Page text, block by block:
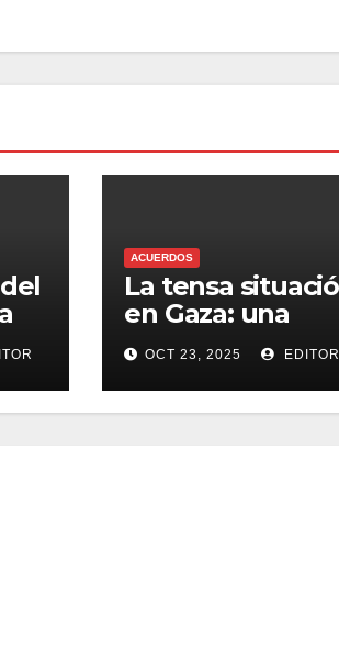
ACUERDOS
La tensa
en Gaza: una
tregua al borde
del colapso
OCT 23, 2025